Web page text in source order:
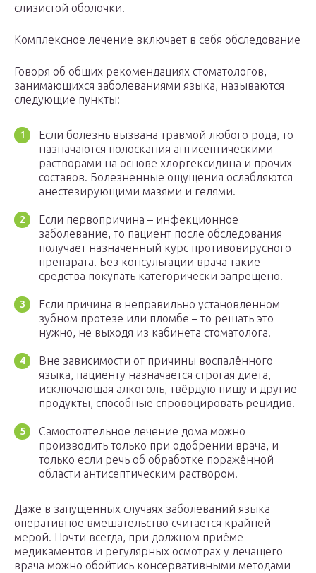
слизистой оболочки.
Комплексное лечение включает в себя обследование
Говоря об общих рекомендациях стоматологов,
занимающихся заболеваниями языка, называются
следующие пункты:
Если болезнь вызвана травмой любого рода, то
назначаются полоскания антисептическими
растворами на основе хлоргексидина и прочих
составов. Болезненные ощущения ослабляются
анестезирующими мазями и гелями.
Если первопричина – инфекционное
заболевание, то пациент после обследования
получает назначенный курс противовирусного
препарата. Без консультации врача такие
средства покупать категорически запрещено!
Если причина в неправильно установленном
зубном протезе или пломбе – то решать это
нужно, не выходя из кабинета стоматолога.
Вне зависимости от причины воспалённого
языка, пациенту назначается строгая диета,
исключающая алкоголь, твёрдую пищу и другие
продукты, способные спровоцировать рецидив.
Самостоятельное лечение дома можно
производить только при одобрении врача, и
только если речь об обработке поражённой
области антисептическим раствором.
Даже в запущенных случаях заболеваний языка
оперативное вмешательство считается крайней
мерой. Почти всегда, при должном приёме
медикаментов и регулярных осмотрах у лечащего
врача можно обойтись консервативными методами